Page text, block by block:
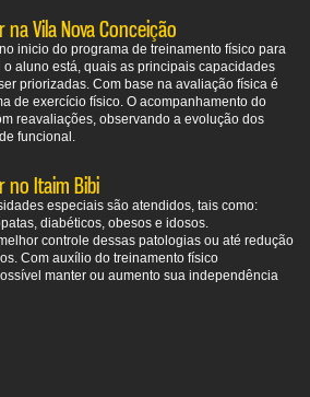
na Vila Nova Conceição
inicio do programa de treinamento físico para
aluno está, quais as principais capacidades
priorizadas. Com base na avaliação física é
de exercício físico. O acompanhamento do
reavaliações, observando a evolução dos
funcional.
no Itaim Bibi
especiais são atendidos, tais como:
diabéticos, obesos e idosos.
controle dessas patologias ou até redução
Com auxílio do treinamento físico
manter ou aumento sua independência